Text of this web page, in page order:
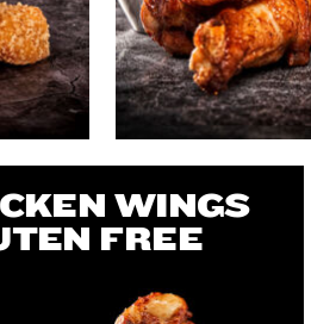
WINGS
FREE